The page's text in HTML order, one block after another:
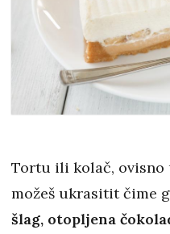
Tortu ili kolač, ovisno
možeš ukrasitit čime
šlag, otopljena